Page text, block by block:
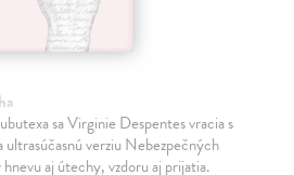
sa Virginie Despentes vracia s
verziu Nebezpečných
aj útechy, vzdoru aj prijatia.